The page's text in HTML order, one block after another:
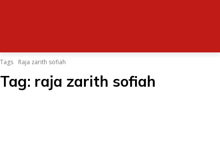
Tags Raja zarith sofiah
Tag: raja zarith sofiah